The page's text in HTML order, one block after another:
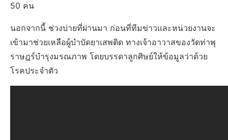
50 คน
นอกจากนี้ ช่วงบ่ายที่ผ่านมา ก่อนที่ทีมข่าวและหน่วยงานจะ
เข้ามาช่วยเหลือผู้บำบัดยาเสพติด ทางเจ้าอาวาสของวัดท่าพุ
ราษฎร์บำรุงมรณภาพ โดยบรรดาลูกศิษย์ให้ข้อมูลว่าด้วย
โรคประจำตัว